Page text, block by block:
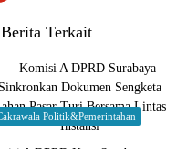
Berita Terkait
Politik&Pemerintahan